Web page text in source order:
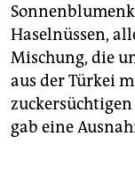
Haselnüssen,
Mischung, die
aus der Türkei
gab eine